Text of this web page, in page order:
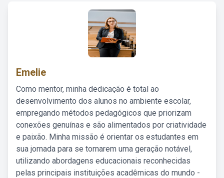
Emelie
Como mentor, minha dedicação é total ao
desenvolvimento dos alunos no ambiente escolar,
empregando métodos pedagógicos que priorizam
conexões genuínas e são alimentados por criatividade
e paixão. Minha missão é orientar os estudantes em
sua jornada para se tornarem uma geração notável,
utilizando abordagens educacionais reconhecidas
pelas principais instituições acadêmicas do mundo -